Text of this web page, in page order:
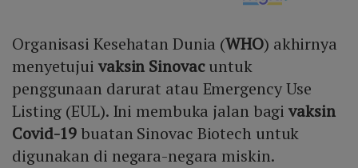
Organisasi Kesehatan Dunia (WHO) akhirnya
menyetujui vaksin Sinovacuntuk
penggunaan darurat atau Emergency Use
Listing (EUL). Ini membuka jalan bagivaksin
Covid-19buatan Sinovac Biotech untuk
digunakan di negara-negara miskin.